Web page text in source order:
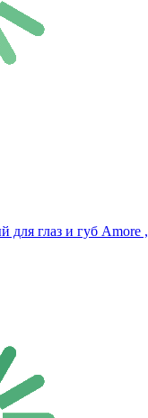
глаз и губ Amore